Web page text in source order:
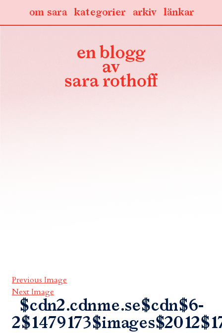
länkar
arkiv
kategorier
om sara
Previous Image
Next Image
$cdn2.cdnme.se$cdn$6-